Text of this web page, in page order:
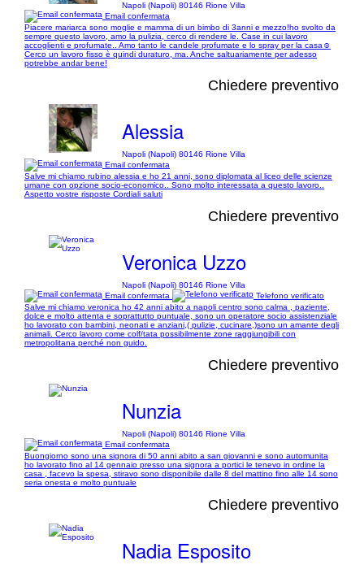
Napoli (Napoli) 80146 Rione Villa
Email confermata
Piacere mariarca sono moglie e mamma di un bimbo di 3anni e mezzo!ho svolto da
sempre questo lavoro, amo la pulizia, cerco di rendere le. Case in cui lavoro
accoglienti e profumate.. Amo tanto le candele profumate e lo spray per la casa☺
Cerco un lavoro fisso è quindi duraturo, ma. Anche saltuariamente per adesso
potrebbe andar bene!
Chiedere preventivo
Alessia
Napoli (Napoli) 80146 Rione Villa
Email confermata
Salve mi chiamo rubino alessia e ho 21 anni, sono diplomata al liceo delle scienze
umane con opzione socio-economico.. Sono molto interessata a questo lavoro..
Aspetto vostre risposte Cordiali saluti
Chiedere preventivo
Veronica Uzzo
Napoli (Napoli) 80146 Rione Villa
Email confermata
Telefono verificato
Salve mi chiamo veronica ho 42 anni abito a napoli centro sono calma , paziente,
dolce e molto attenta e soprattutto puntuale, sono un operatore socio assistenziale
ho lavorato con bambini, neonati e anziani,( pulizie, cucinare,)sono un amante degli
animali. Cerco lavoro come colf/tata possibilmente zone raggiungibili con
metropolitana perché non guido.
Chiedere preventivo
Nunzia
Napoli (Napoli) 80146 Rione Villa
Email confermata
Buongiorno sono una signora di 50 anni abito a san giovanni e sono automunita
ho lavorato fino al 14 gennaio presso una signora a portici le tenevo in ordine la
casa , facevo la spesa, stiravo sono disponibile dalle 8 del mattino fino alle 14 sono
seria onesta e molto puntuale
Chiedere preventivo
Nadia Esposito